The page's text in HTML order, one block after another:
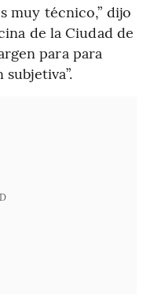
muy técnico,” dijo
de la Ciudad de
para para